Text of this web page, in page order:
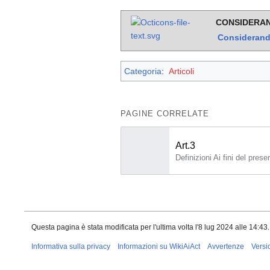
Categoria: Articoli
PAGINE CORRELATE
Art.3
Questa pagina è stata modificata per l'ultima volta l'8 lug 2024 alle 14:43.
Informativa sulla privacy Informazioni su WikiAiAct Avvertenze